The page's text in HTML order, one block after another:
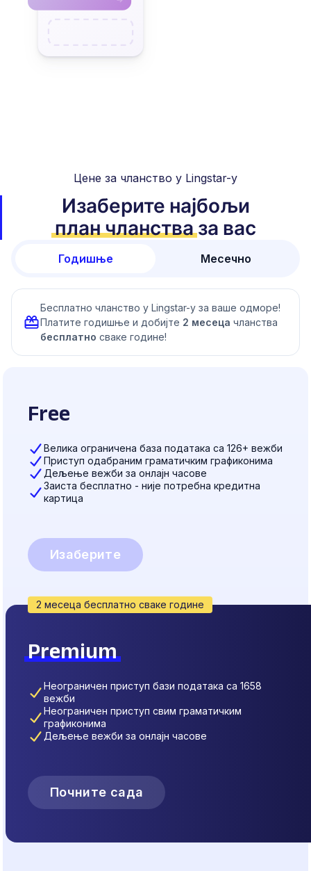
Цене за чланство у Lingstar-у
Изаберите најбољи
план чланстваза вас
Годишње Месечно
Бесплатно чланство у Lingstar-у за ваше одморе!
Платите годишње и добијте 2 месеца чланства
бесплатно сваке године!
Free
Велика ограничена база података са 126+ вежби
Приступ одабраним граматичким графиконима
Дељење вежби за онлајн часове
Заиста бесплатно - није потребна кредитна
картица
Изаберите
2 месеца бесплатно сваке године
Premium
Неограничен приступ бази података са 1658
вежби
Неограничен приступ свим граматичким
графиконима
Дељење вежби за онлајн часове
Почните сада